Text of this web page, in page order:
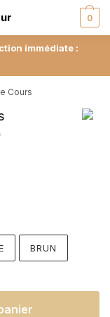
0
immédiate :
Cours
BRUN